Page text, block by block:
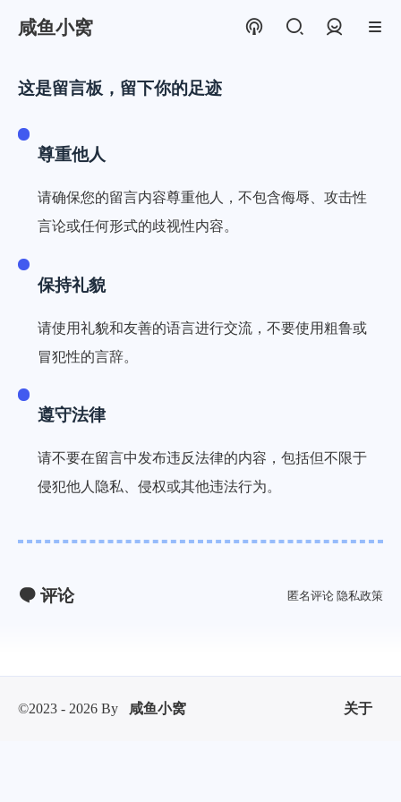
咸鱼小窝
这是留言板，留下你的足迹
尊重他人
请确保您的留言内容尊重他人，不包含侮辱、攻击性
言论或任何形式的歧视性内容。
保持礼貌
请使用礼貌和友善的语言进行交流，不要使用粗鲁或
冒犯性的言辞。
遵守法律
请不要在留言中发布违反法律的内容，包括但不限于
侵犯他人隐私、侵权或其他违法行为。
评论 匿名评论 隐私政策
©2023 - 2026 By 咸鱼小窝 关于